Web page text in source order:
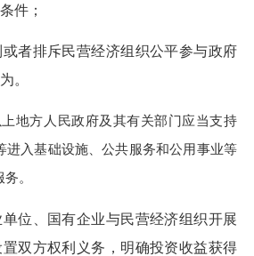
件；
排斥民营经济组织公平参与政府
。
地方人民政府及其有关部门应当支持
进入基础设施、公共服务和公用事业等
。
、国有企业与民营经济组织开展
双方权利义务，明确投资收益获得